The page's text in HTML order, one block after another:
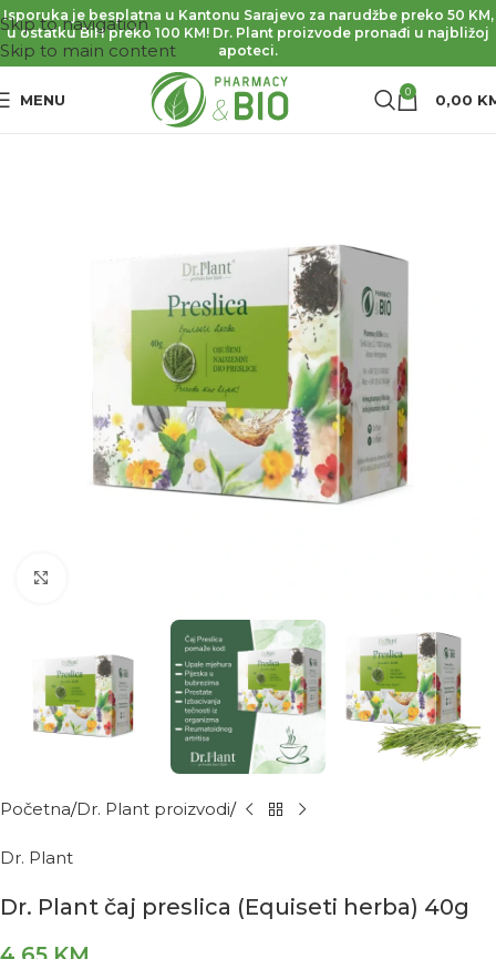
Skip to navigation
Skip to main content
Isporuka je besplatna u Kantonu Sarajevo za narudžbe preko 50 KM,
u ostatku BiH preko 100 KM! Dr. Plant proizvode pronađi u najbližoj
apoteci.
MENU 0 0,00
Početna Dr. Plant proizvodi
Dr. Plant
Dr. Plant čaj preslica (Equiseti herba) 40g